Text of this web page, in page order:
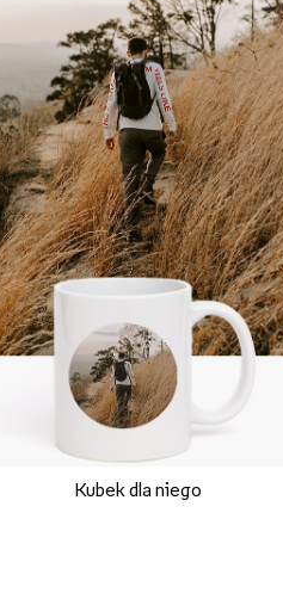
Kubek dla niego